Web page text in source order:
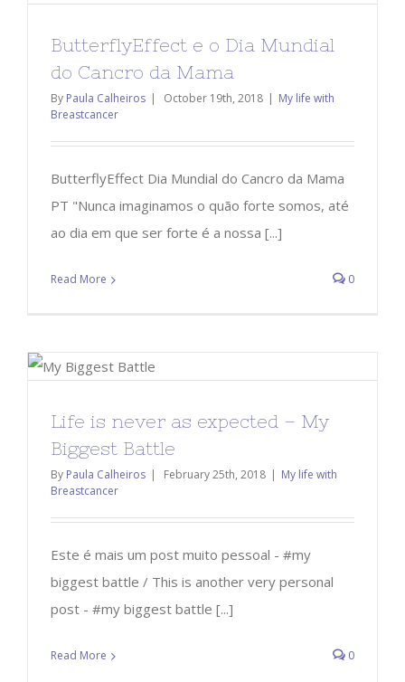
ButterflyEffect e o Dia Mundial
do Cancro da Mama
By Paula Calheiros | October 19th, 2018 | My life with
Breastcancer
ButterflyEffect Dia Mundial do Cancro da Mama
PT "Nunca imaginamos o quão forte somos, até
ao dia em que ser forte é a nossa [...]
Read More 0
Life is never as expected – My
Biggest Battle
By Paula Calheiros | February 25th, 2018 | My life with
Breastcancer
Este é mais um post muito pessoal - #my
biggest battle / This is another very personal
post - #my biggest battle [...]
Read More 0